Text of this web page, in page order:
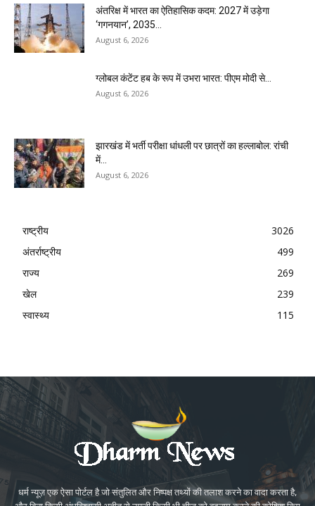
अंतरिक्ष में भारत का ऐतिहासिक कदम: 2027 में उड़ेगा
‘गगनयान’, 2035...
August 6, 2026
ग्लोबल कंटेंट हब के रूप में उभरा भारत: पीएम मोदी से...
August 6, 2026
झारखंड में भर्ती परीक्षा धांधली पर छात्रों का हल्लाबोल: रांची
में...
August 6, 2026
राष्ट्रीय
3026
अंतर्राष्ट्रीय
499
राज्य
269
खेल
239
स्वास्थ्य
115
धर्म न्यूज़ एक ऐसा पोर्टल है जो संतुलित और निष्पक्ष तथ्यों की तलाश करने का वादा करता है,